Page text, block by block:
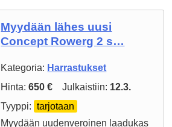
Myydään lähes uusi
Concept Rowerg 2 s…
Kategoria: Harrastukset
Hinta:650 € Julkaistiin: 12.3.
Tyyppi:
tarjotaan
Myydään uudenveroinen laadukas